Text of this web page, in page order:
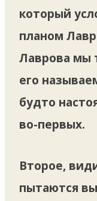
который
планом
Лаврова мы
его
будто
во-первых.
Второе,
пытаются